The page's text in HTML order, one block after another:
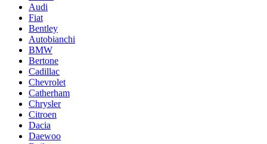
Audi
Fiat
Bentley
Autobianchi
BMW
Bertone
Cadillac
Chevrolet
Catherham
Chrysler
Citroen
Dacia
Daewoo